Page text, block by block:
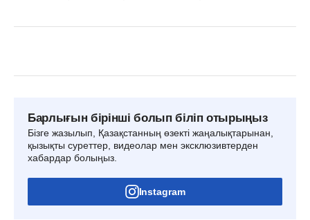
Барлығын бірінші болып біліп отырыңыз
Бізге жазылып, Қазақстанның өзекті жаңалықтарынан,
қызықты суреттер, видеолар мен эксклюзивтерден
хабардар болыңыз.
Instagram